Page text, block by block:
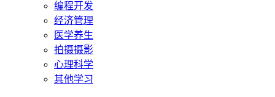
编程开发
经济管理
医学养生
拍摄摄影
心理科学
其他学习